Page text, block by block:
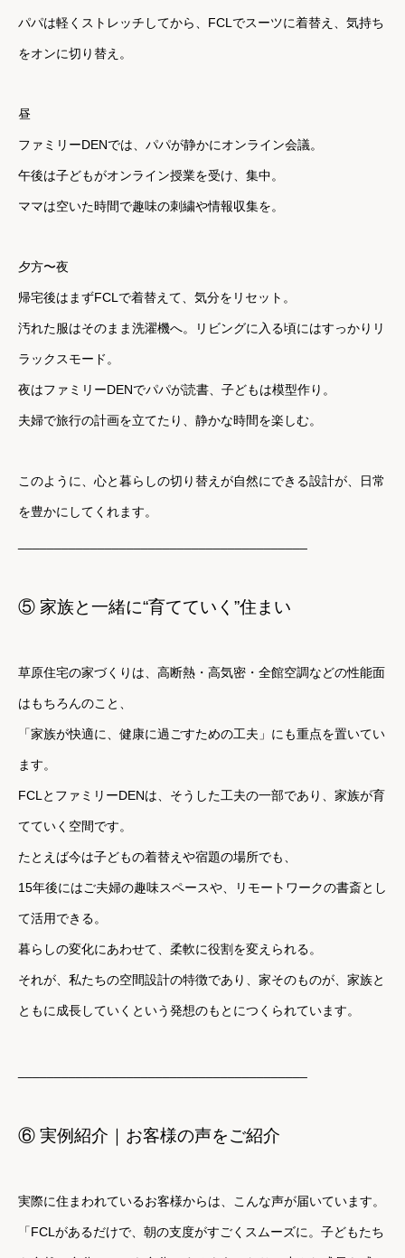
パパは軽くストレッチしてから、FCLでスーツに着替え、気持ち
をオンに切り替え。
昼
ファミリーDENでは、パパが静かにオンライン会議。
午後は子どもがオンライン授業を受け、集中。
ママは空いた時間で趣味の刺繍や情報収集を。
夕方〜夜
帰宅後はまずFCLで着替えて、気分をリセット。
汚れた服はそのまま洗濯機へ。リビングに入る頃にはすっかりリ
ラックスモード。
夜はファミリーDENでパパが読書、子どもは模型作り。
夫婦で旅行の計画を立てたり、静かな時間を楽しむ。
このように、心と暮らしの切り替えが自然にできる設計が、日常
を豊かにしてくれます。
⑤ 家族と一緒に“育てていく”住まい
草原住宅の家づくりは、高断熱・高気密・全館空調などの性能面
はもちろんのこと、
「家族が快適に、健康に過ごすための工夫」にも重点を置いてい
ます。
FCLとファミリーDENは、そうした工夫の一部であり、家族が育
てていく空間です。
たとえば今は子どもの着替えや宿題の場所でも、
15年後にはご夫婦の趣味スペースや、リモートワークの書斎とし
て活用できる。
暮らしの変化にあわせて、柔軟に役割を変えられる。
それが、私たちの空間設計の特徴であり、 家そのものが、家族と
ともに成長していくという発想のもとにつくられています。
⑥ 実例紹介｜お客様の声をご紹介
実際に住まわれているお客様からは、こんな声が届いています。
「FCLがあるだけで、朝の支度がすごくスムーズに。 子どもたち